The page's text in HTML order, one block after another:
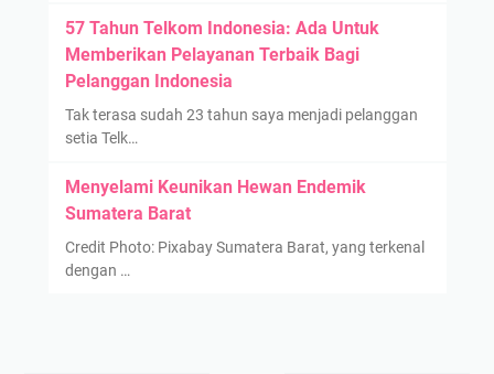
57 Tahun Telkom Indonesia: Ada Untuk
Memberikan Pelayanan Terbaik Bagi
Pelanggan Indonesia
Tak terasa sudah 23 tahun saya menjadi pelanggan
setia Telk…
Menyelami Keunikan Hewan Endemik
Sumatera Barat
Credit Photo: Pixabay Sumatera Barat, yang terkenal
dengan …